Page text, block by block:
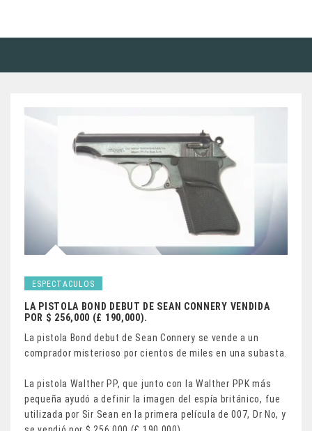
ESPECTACULOS
LA PISTOLA BOND DEBUT DE SEAN CONNERY VENDIDA
POR $ 256,000 (£ 190,000).
La pistola Bond debut de Sean Connery se vende a un
comprador misterioso por cientos de miles en una subasta.
La pistola Walther PP, que junto con la Walther PPK más
pequeña ayudó a definir la imagen del espía británico, fue
utilizada por Sir Sean en la primera película de 007, Dr No, y